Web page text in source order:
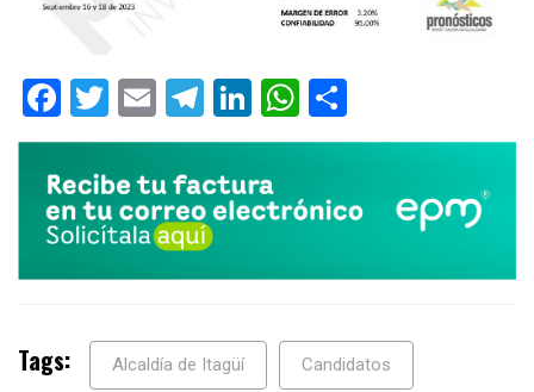
Facebook
Twitter
EmailTelegram
LinkedIn
WhatsApp
Tags: Alcaldía de Itagüí Candidatos